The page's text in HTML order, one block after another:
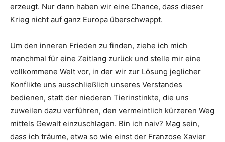
erzeugt. Nur dann haben wir eine Chance, dass dieser
Krieg nicht auf ganz Europa überschwappt.
Um den inneren Frieden zu finden, ziehe ich mich
manchmal für eine Zeitlang zurück und stelle mir eine
vollkommene Welt vor, in der wir zur Lösung jeglicher
Konflikte uns ausschließlich unseres Verstandes
bedienen, statt der niederen Tierinstinkte, die uns
zuweilen dazu verführen, den vermeintlich kürzeren Weg
mittels Gewalt einzuschlagen. Bin ich naiv? Mag sein,
dass ich träume, etwa so wie einst der Franzose Xavier